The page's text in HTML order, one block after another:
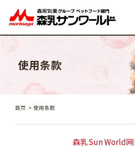
使用条款
首页 使用条款
森乳Sun World